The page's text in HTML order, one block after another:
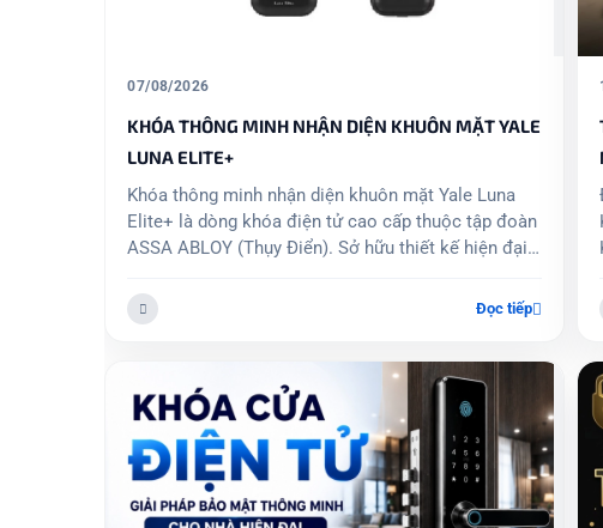
16/07/2026
Top 5 Khóa Cửa Vân Tay Kaadas Được Ưa Chuộng
Nhất Hiện Nay
Đánh giá chi tiết top 5 mẫu khóa cửa vân tay
Kaadas giá tốt, bền bỉ nhất hiện nay. Mua khóa
Kaadas chính hãng tại khoacuadientu.com lắp đặt
Đọc tiếp